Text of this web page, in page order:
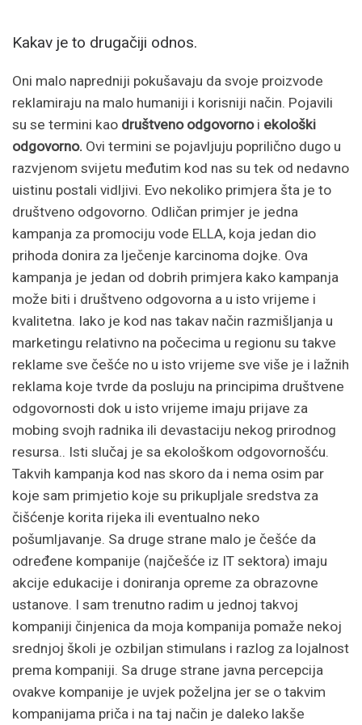
Kakav je to drugačiji odnos.
Oni malo napredniji pokušavaju da svoje proizvode
reklamiraju na malo humaniji i korisniji način. Pojavili
su se termini kao društveno odgovornoi ekološki
odgovorno. Ovi termini se pojavljuju poprilično dugo u
razvjenom svijetu međutim kod nas su tek od nedavno
uistinu postali vidljivi. Evo nekoliko primjera šta je to
društveno odgovorno. Odličan primjer je jedna
kampanja za promociju vode ELLA, koja jedan dio
prihoda donira za lječenje karcinoma dojke. Ova
kampanja je jedan od dobrih primjera kako kampanja
može biti i društveno odgovorna a u isto vrijeme i
kvalitetna. Iako je kod nas takav način razmišljanja u
marketingu relativno na počecima u regionu su takve
reklame sve češće no u isto vrijeme sve više je i lažnih
reklama koje tvrde da posluju na principima društvene
odgovornosti dok u isto vrijeme imaju prijave za
mobing svojh radnika ili devastaciju nekog prirodnog
resursa.. Isti slučaj je sa ekološkom odgovornošću.
Takvih kampanja kod nas skoro da i nema osim par
koje sam primjetio koje su prikupljale sredstva za
čišćenje korita rijeka ili eventualno neko
pošumljavanje. Sa druge strane malo je češće da
određene kompanije (najčešće iz IT sektora) imaju
akcije edukacije i doniranja opreme za obrazovne
ustanove. I sam trenutno radim u jednoj takvoj
kompaniji činjenica da moja kompanija pomaže nekoj
srednjoj školi je ozbiljan stimulans i razlog za lojalnost
prema kompaniji. Sa druge strane javna percepcija
ovakve kompanije je uvjek poželjna jer se o takvim
kompanijama priča i na taj način je daleko lakše